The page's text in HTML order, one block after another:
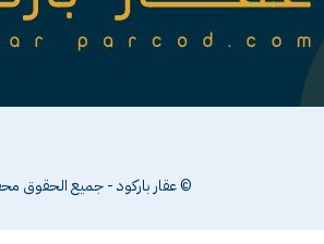
© عقار باركود - جميع الحقوق